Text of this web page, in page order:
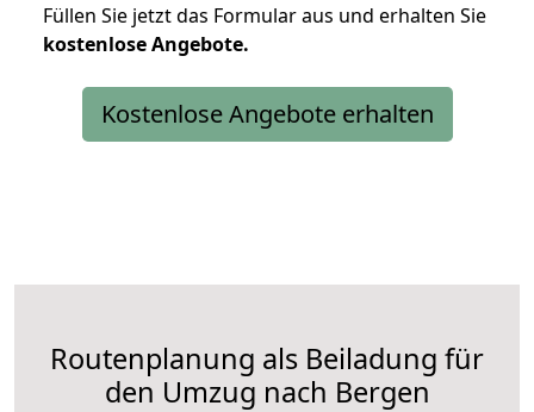
Füllen Sie jetzt das Formular aus und erhalten Sie
kostenloseAngebote.
Kostenlose Angebote erhalten
Routenplanung als Beiladung für
den Umzug nach Bergen